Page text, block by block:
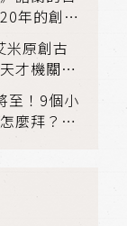
年的創傷
米原創古
才機關師
至！9個小
麼拜？該